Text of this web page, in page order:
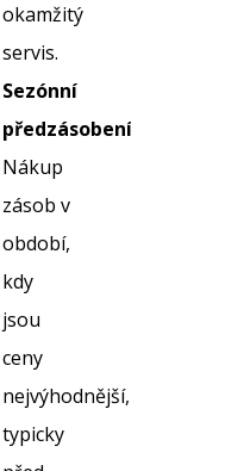
okamžitý
servis.
Sezónní
předzásobení:
Nákup
zásob v
období,
kdy
jsou
ceny
nejvýhodnější,
typicky